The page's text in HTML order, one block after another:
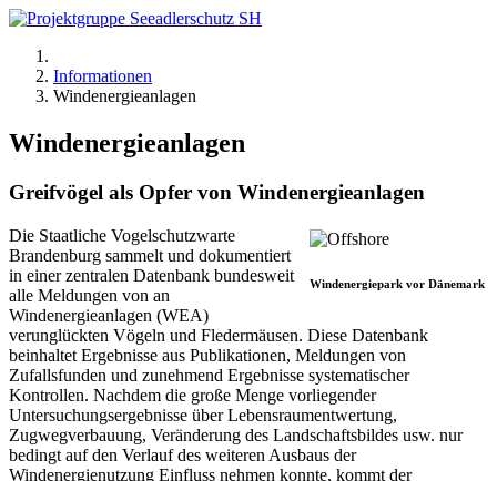
Informationen
Windenergieanlagen
Windenergieanlagen
Greifvögel als Opfer von Windenergieanlagen
Windenergiepark vor Dänemark
Die Staatliche Vogelschutzwarte
Brandenburg sammelt und dokumentiert
in einer zentralen Datenbank bundesweit
alle Meldungen von an
Windenergieanlagen (WEA)
verunglückten Vögeln und Fledermäusen. Diese Datenbank
beinhaltet Ergebnisse aus Publikationen, Meldungen von
Zufallsfunden und zunehmend Ergebnisse systematischer
Kontrollen. Nachdem die große Menge vorliegender
Untersuchungsergebnisse über Lebensraumentwertung,
Zugwegverbauung, Veränderung des Landschaftsbildes usw. nur
bedingt auf den Verlauf des weiteren Ausbaus der
Windenergienutzung Einfluss nehmen konnte, kommt der